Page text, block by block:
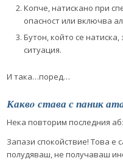
Копче, натискано при
опасност или включва
Бутон, който се
ситуация.
И така…поред…
Каквo става с паник
Нека повторим последния
Запази спокойствие! Това е
полудяваш, не получаваш